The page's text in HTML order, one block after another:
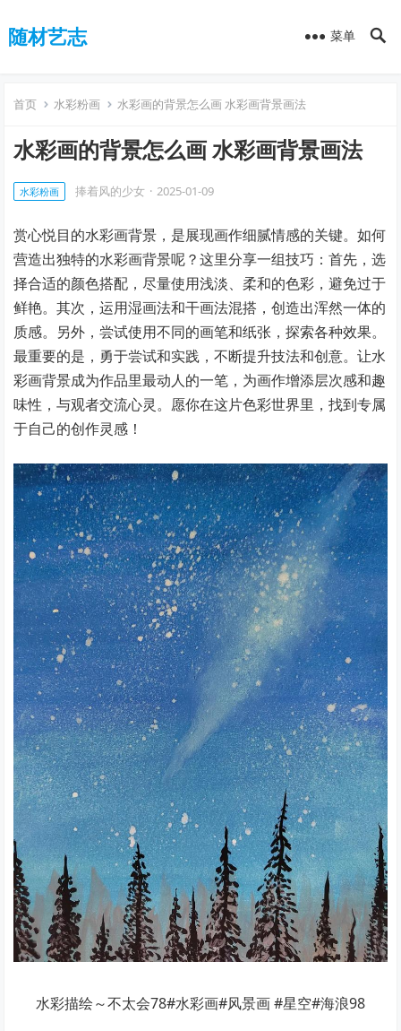
随材艺志 菜单
首页 水彩粉画 水彩画的背景怎么画 水彩画背景画法
水彩画的背景怎么画 水彩画背景画法
水彩粉画 捧着风的少女 · 2025-01-09
赏心悦目的水彩画背景，是展现画作细腻情感的关键。如何
营造出独特的水彩画背景呢？这里分享一组技巧：首先，选
择合适的颜色搭配，尽量使用浅淡、柔和的色彩，避免过于
鲜艳。其次，运用湿画法和干画法混搭，创造出浑然一体的
质感。另外，尝试使用不同的画笔和纸张，探索各种效果。
最重要的是，勇于尝试和实践，不断提升技法和创意。让水
彩画背景成为作品里最动人的一笔，为画作增添层次感和趣
味性，与观者交流心灵。愿你在这片色彩世界里，找到专属
于自己的创作灵感！
水彩描绘～不太会78#水彩画#风景画 #星空#海浪98